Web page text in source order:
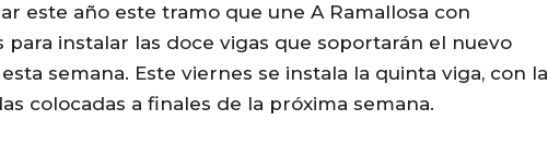
este año este tramo que une A Ramallosa con
para instalar las doce vigas que soportarán el nuevo
semana. Este viernes se instala la quinta viga, con la
colocadas a finales de la próxima semana.